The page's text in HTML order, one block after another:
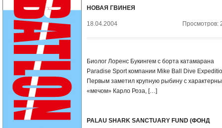
НОВАЯ ГВИНЕЯ
18.04.2004 Просмотров:
Биолог Лоренс Букингем с борта катамарана
Paradise Sport компании Mike Ball Dive
Первым заметил крупную рыбину с
«мечом» Карло Роза, […]
PALAU SHARK SANCTUARY FUND (ФОНД